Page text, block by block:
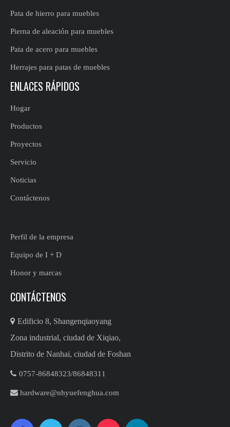
Pata de hierro para muebles
Pierna de aleación para muebles
Pata de acero para muebles
Herrajes para patas de muebles
ENLACES RÁPIDOS
Hogar
Productos
Proyectos
Servicio
Noticias
Contáctenos
Perfil de la empresa
Equipo de I + D
Honor y marcas
CONTÁCTENOS
 Edificio 8, Shangenqiaoyang
Zona industrial, ciudad de Xiqiao,
Distrito de Nanhai, ciudad de Foshan
 0757-86848323/86848311​​​​​​
 hardware@nhyuefenghua.com